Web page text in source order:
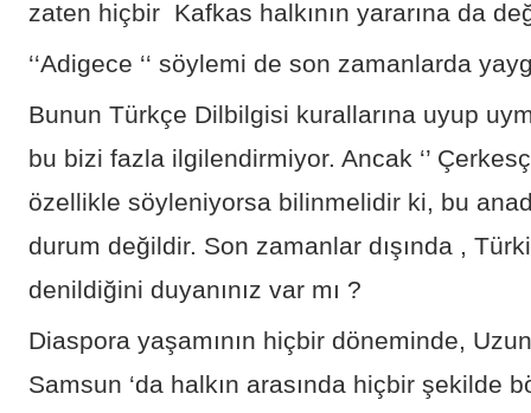
zaten hiçbir Kafkas halkının yararına da
‘‘Adigece ‘‘ söylemi de son zamanlarda
Bunun Türkçe Dilbilgisi kurallarına uyup
bu bizi fazla ilgilendirmiyor. Ancak ‘’
özellikle söyleniyorsa bilinmelidir ki, bu
durum değildir. Son zamanlar dışında ,
denildiğini duyanınız var mı ?
Diaspora yaşamının hiçbir döneminde,
Samsun ‘da halkın arasında hiçbir şekilde